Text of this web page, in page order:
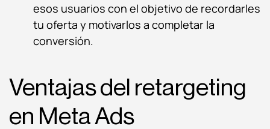
esos usuarios con el objetivo de recordarles
tu oferta y motivarlos a completar la
conversión.
Ventajas del retargeting
en Meta Ads